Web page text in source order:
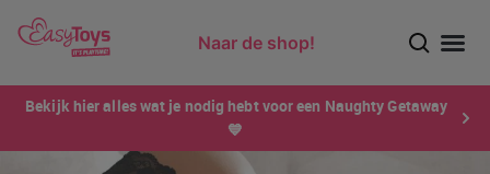
Naar de shop!
Bekijk hier alles wat je nodig hebt voor een Naughty Getaway
💙